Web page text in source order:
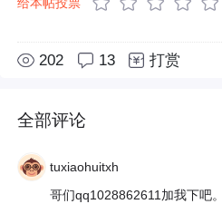
202 13 打赏
全部评论
tuxiaohuitxh
哥们qq1028862611加我下吧